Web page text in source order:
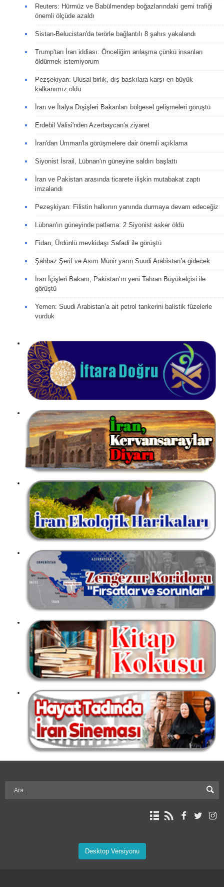
Reuters: Hürmüz ve Babülmendep boğazlarındaki gemi trafiği
önemli ölçüde azaldı
Sistan-Belucistan'da terörle bağlantılı 8 şahıs yakalandı
Trump'tan İran iddiası: Önceliğim anlaşma çünkü insanları
öldürmek istemiyorum
Pezşekiyan: Ulusal birlik, dış baskılara karşı en büyük
kalkanımız oldu
İran ve İtalya Dışişleri Bakanları bölgesel gelişmeleri görüştü
Erdebil Valisi'nden Azerbaycan'a ziyaret
İran'dan Umman'la görüşmelere dair önemli açıklama
Siyonist İsrail, Lübnan'ın güneyine saldırı başlattı
İran ve Pakistan arasında ticarete ilişkin mutabakat zaptı
imzalandı
Pezeşkiyan: Filistin halkının yanında durmaya devam edeceğiz
Lübnan'ın güneyinde patlama: 2 Siyonist asker öldü
Fidan, Ürdünlü mevkidaşı Safadi ile görüştü
Şahbaz Şerif ve Asım Münir yarın Suudi Arabistan’a gidecek
İran İçişleri Bakanı, Pakistan’ın yeni Tahran Büyükelçisi ile
görüştü
Yemen: Suudi Arabistan’a ait petrol tankerini balistik füzelerle
vurduk
Desktop Versiyonu